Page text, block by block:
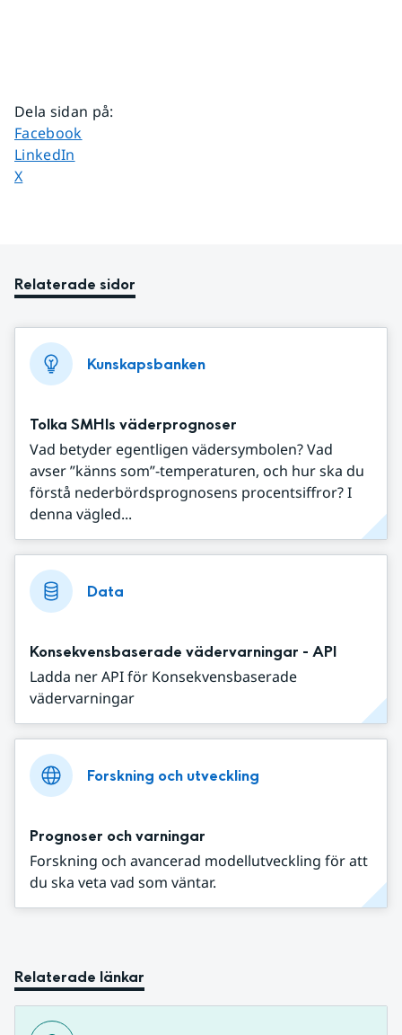
Dela sidan på:
Dela sidan på
Facebook
Dela sidan på
LinkedIn
Dela sidan på
X
Relaterade sidor
Kunskapsbanken
Tolka SMHIs väderprognoser
Vad betyder egentligen vädersymbolen? Vad
avser ”känns som”-temperaturen, och hur ska du
förstå nederbördsprognosens procentsiffror? I
denna vägled...
Data
Konsekvensbaserade vädervarningar - API
Ladda ner API för Konsekvensbaserade
vädervarningar
Forskning och utveckling
Prognoser och varningar
Forskning och avancerad modellutveckling för att
du ska veta vad som väntar.
Relaterade länkar